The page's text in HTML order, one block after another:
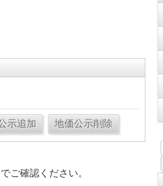
でご確認ください。